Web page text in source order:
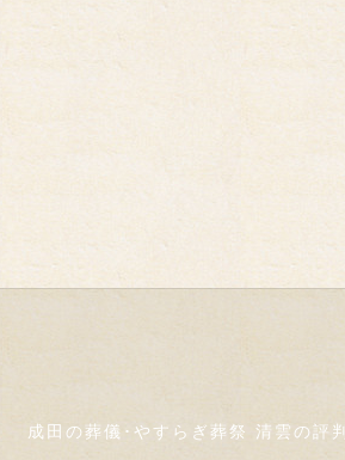
成田の葬儀･やすらぎ葬祭 清雲の評判